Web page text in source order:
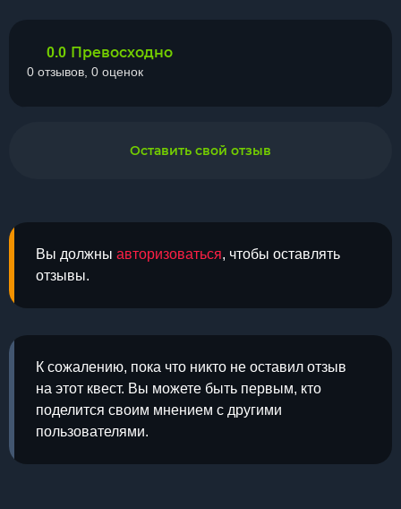
Вы должны авторизоваться, чтобы оставлять
отзывы.
К сожалению, пока что никто не оставил отзыв
на этот квест. Вы можете быть первым, кто
поделится своим мнением с другими
пользователями.
0.0 Превосходно
0 отзывов, 0 оценок
Оставить свой отзыв